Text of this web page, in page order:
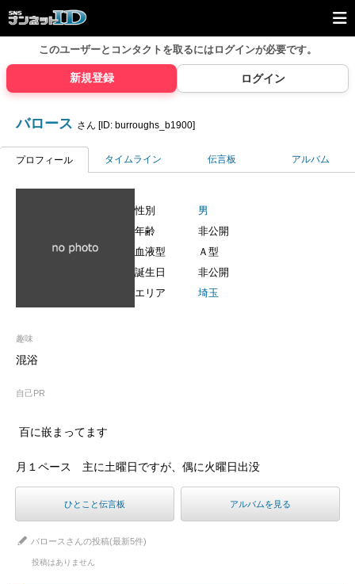
このユーザーとコンタクトを取るにはログインが必要です。
新規登録 ログイン
バロース さん [ID: burroughs_b1900]
プロフィール タイムライン 伝言板 アルバム
性別
男
年齢
非公開
血液型
Ａ型
誕生日
非公開
エリア
埼玉
趣味
混浴
自己PR
百に嵌まってます
月１ペース　主に土曜日ですが、偶に火曜日出没
ひとこと伝言板 アルバムを見る
バロースさんの投稿(最新5件)
投稿はありません